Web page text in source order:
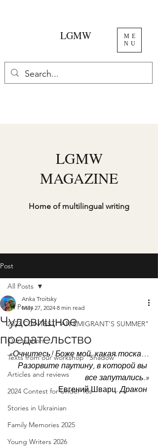
ME
NU
LGMW
LGMW
MAGAZINE
Home of multilingual writing
Post
All Posts
2023 CONTEST "AN EMIGRANT'S SUMMER"
Our authors
Texts from our workshop "Shadow"
Articles and reviews
2024 Contest for Under 18s
Stories in Ukrainian
Family Memories 2025
Young Writers 2026
All Posts
Чудовищное
предательство
Anka Troitsky
May 27, 2024 8 min read
«Очнитесь! Боже мой, какая тоска…
Разорвите паутину, в которой вы
все запутались.»
Евгений Шварц. Дракон